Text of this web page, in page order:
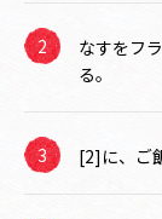
なすをフ
る。
[2]に、ご